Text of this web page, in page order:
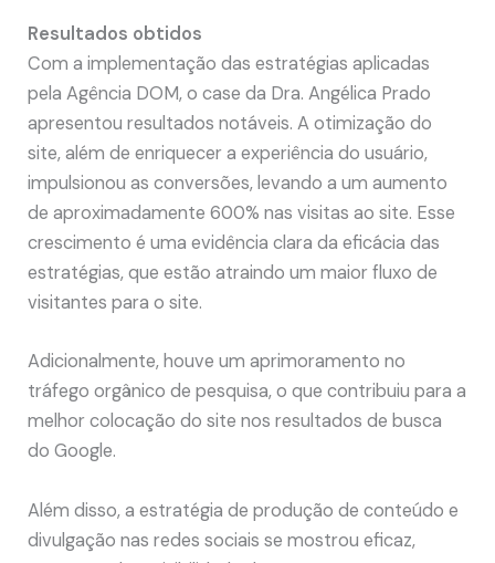
Resultados obtidos
Com a implementação das estratégias aplicadas
pela Agência DOM, o case da Dra. Angélica Prado
apresentou resultados notáveis. A otimização do
site, além de enriquecer a experiência do usuário,
impulsionou as conversões, levando a um aumento
de aproximadamente 600% nas visitas ao site. Esse
crescimento é uma evidência clara da eficácia das
estratégias, que estão atraindo um maior fluxo de
visitantes para o site.
Adicionalmente, houve um aprimoramento no
tráfego orgânico de pesquisa, o que contribuiu para a
melhor colocação do site nos resultados de busca
do Google.
Além disso, a estratégia de produção de conteúdo e
divulgação nas redes sociais se mostrou eficaz,